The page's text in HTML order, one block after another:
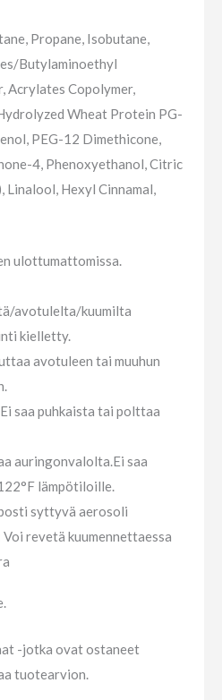
Propane, Isobutane,
Butylaminoethyl
Acrylates Copolymer,
Wheat Protein PG-
PEG-12 Dimethicone,
4, Phenoxyethanol, Citric
Linalool, Hexyl Cinnamal,
ulottumattomissa.
avotulelta/kuumilta
kielletty.
avotuleen tai muuhun
saa puhkaista tai polttaa
auringonvalolta.Ei saa
lämpötiloille.
syttyvä aerosoli
revetä kuumennettaessa
-jotka ovat ostaneet
tuotearvion.